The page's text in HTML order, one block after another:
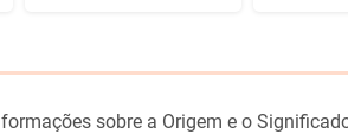
sobre a Origem e o